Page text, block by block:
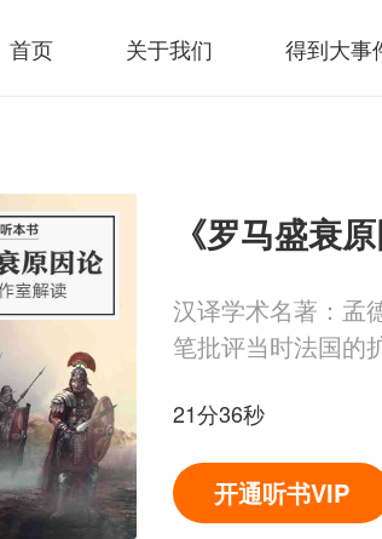
首页 关于我们 得到大事
汉译学术名著：孟
笔批评当时法国的
21分36秒
开通听书VIP